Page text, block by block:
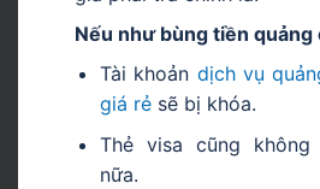
Nếu như bùng tiền quảng
Tài khoản dịch vụ
giá rẻsẽ bị khóa.
Thẻ visa cũng
nữa.